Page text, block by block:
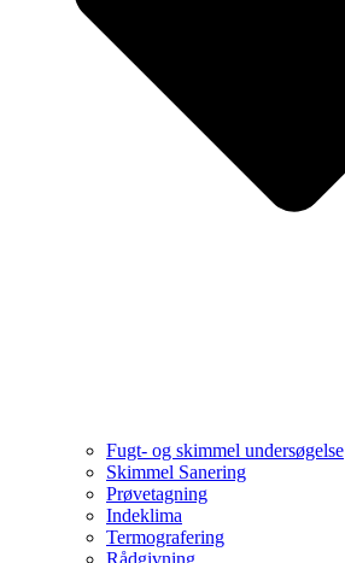
Fugt- og skimmel undersøgelse
Skimmel Sanering
Prøvetagning
Indeklima
Termografering